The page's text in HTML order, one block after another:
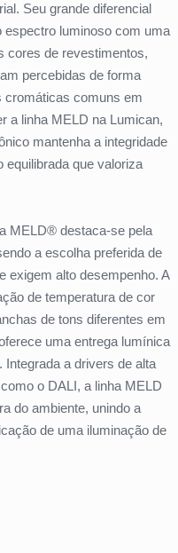
Seu grande diferencial
espectro luminoso com uma
cores de revestimentos,
percebidas de forma
cromáticas comuns em
a linha MELD na Lumican,
mantenha a integridade
equilibrada que valoriza
MELD® destaca-se pela
a escolha preferida de
exigem alto desempenho. A
de temperatura de cor
de tons diferentes em
uma entrega lumínica
a drivers de alta
o DALI, a linha MELD
do ambiente, unindo a
de uma iluminação de